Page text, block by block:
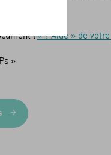
l’« ? Aide » de
»